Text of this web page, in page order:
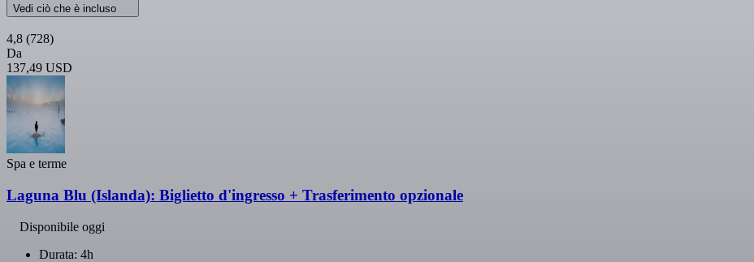
Vedi ciò che è incluso
4,8 (728)
Da
137,49 USD
Spa e terme
Laguna Blu (Islanda): Biglietto d'ingresso + Trasferimento opzionale
Disponibile oggi
Durata: 4h